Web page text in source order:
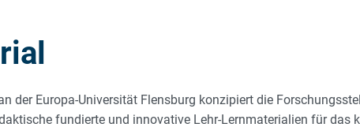
der Europa-Universität Flensburg konzipiert die
fundierte und innovative Lehr-Lernmaterialien für das